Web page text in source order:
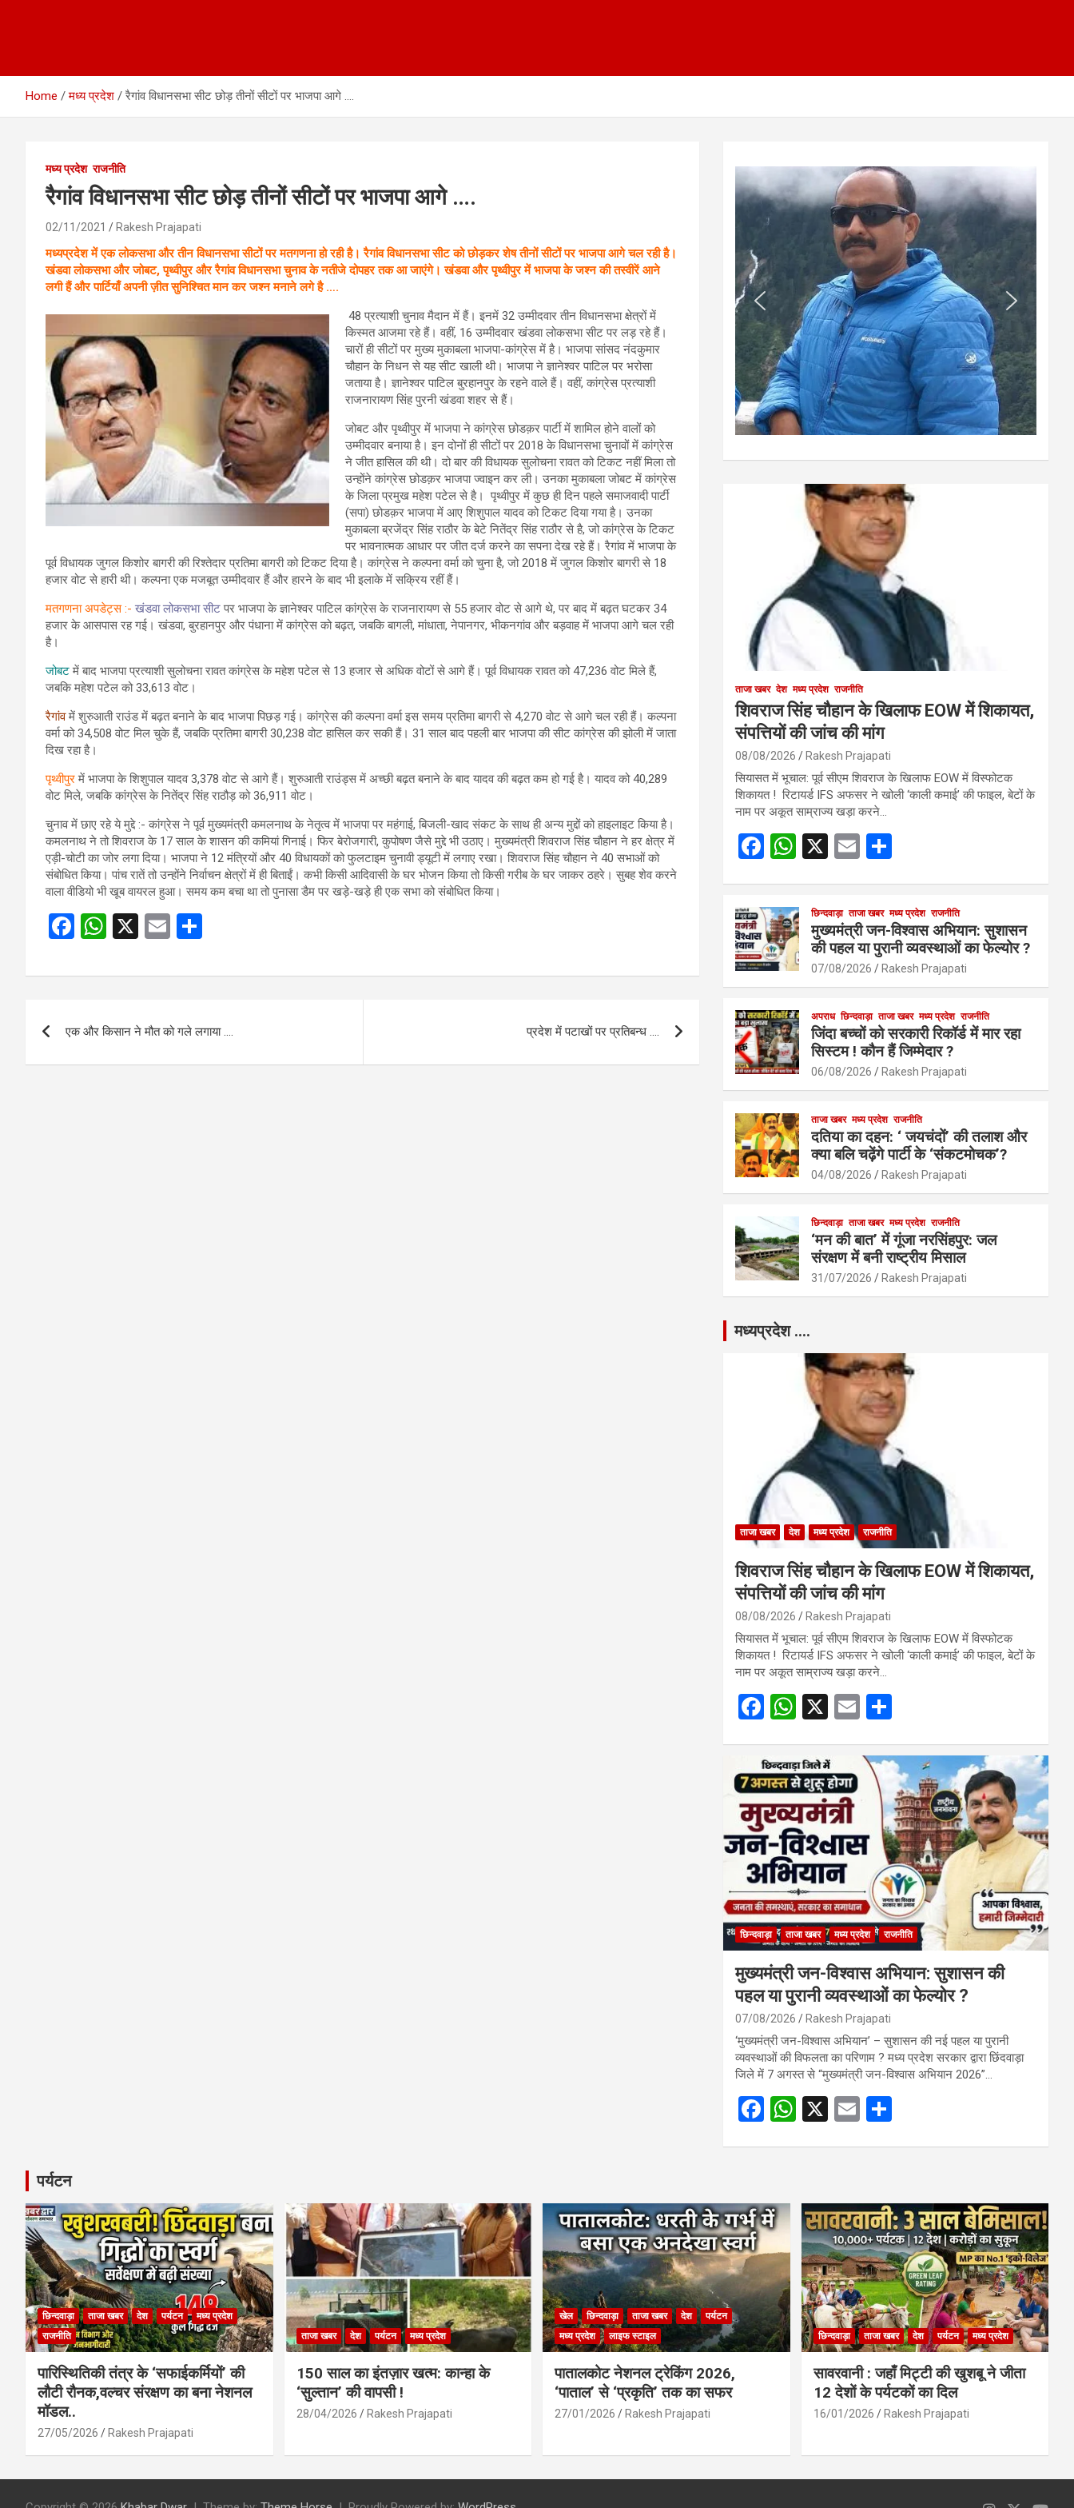
Home मध्य प्रदेश रैगांव विधानसभा सीट छोड़ तीनों सीटों पर भाजपा आगे ….
मध्य प्रदेश राजनीति
रैगांव विधानसभा सीट छोड़ तीनों सीटों पर भाजपा आगे ….
02/11/2021 Rakesh Prajapati
मध्यप्रदेश में एक लोकसभा और तीन विधानसभा सीटों पर मतगणना हो रही है। रैगांव विधानसभा सीट को छोड़कर शेष तीनों सीटों पर भाजपा आगे चल रही है।
खंडवा लोकसभा और जोबट, पृथ्वीपुर और रैगांव विधानसभा चुनाव के नतीजे दोपहर तक आ जाएंगे। खंडवा और पृथ्वीपुर में भाजपा के जश्न की तस्वीरें आने
लगी हैं और पार्टियाँ अपनी ज़ीत सुनिश्चित मान कर जश्न मनाने लगे है ….
48 प्रत्याशी चुनाव मैदान में हैं। इनमें 32 उम्मीदवार तीन विधानसभा क्षेत्रों में
किस्मत आजमा रहे हैं। वहीं, 16 उम्मीदवार खंडवा लोकसभा सीट पर लड़ रहे हैं।
चारों ही सीटों पर मुख्य मुकाबला भाजपा-कांग्रेस में है। भाजपा सांसद नंदकुमार
चौहान के निधन से यह सीट खाली थी। भाजपा ने ज्ञानेश्वर पाटिल पर भरोसा
जताया है। ज्ञानेश्वर पाटिल बुरहानपुर के रहने वाले हैं। वहीं, कांग्रेस प्रत्याशी
राजनारायण सिंह पुरनी खंडवा शहर से हैं।
जोबट और पृथ्वीपुर में भाजपा ने कांग्रेस छोडक़र पार्टी में शामिल होने वालों को
उम्मीदवार बनाया है। इन दोनों ही सीटों पर 2018 के विधानसभा चुनावों में कांग्रेस
ने जीत हासिल की थी। दो बार की विधायक सुलोचना रावत को टिकट नहीं मिला तो
उन्होंने कांग्रेस छोडक़र भाजपा ज्वाइन कर ली। उनका मुकाबला जोबट में कांग्रेस
के जिला प्रमुख महेश पटेल से है। पृथ्वीपुर में कुछ ही दिन पहले समाजवादी पार्टी
(सपा) छोडक़र भाजपा में आए शिशुपाल यादव को टिकट दिया गया है। उनका
मुकाबला ब्रजेंद्र सिंह राठौर के बेटे नितेंद्र सिंह राठौर से है, जो कांग्रेस के टिकट
पर भावनात्मक आधार पर जीत दर्ज करने का सपना देख रहे हैं। रैगांव में भाजपा के
पूर्व विधायक जुगल किशोर बागरी की रिश्तेदार प्रतिमा बागरी को टिकट दिया है। कांग्रेस ने कल्पना वर्मा को चुना है, जो 2018 में जुगल किशोर बागरी से 18
हजार वोट से हारी थी। कल्पना एक मजबूत उम्मीदवार हैं और हारने के बाद भी इलाके में सक्रिय रहीं हैं।
मतगणना अपडेट्स :- खंडवा लोकसभा सीटपर भाजपा के ज्ञानेश्वर पाटिल कांग्रेस के राजनारायण से 55 हजार वोट से आगे थे, पर बाद में बढ़त घटकर 34
हजार के आसपास रह गई। खंडवा, बुरहानपुर और पंधाना में कांग्रेस को बढ़त, जबकि बागली, मांधाता, नेपानगर, भीकनगांव और बड़वाह में भाजपा आगे चल रही
है।
जोबटमें बाद भाजपा प्रत्याशी सुलोचना रावत कांग्रेस के महेश पटेल से 13 हजार से अधिक वोटों से आगे हैं। पूर्व विधायक रावत को 47,236 वोट मिले हैं,
जबकि महेश पटेल को 33,613 वोट।
रैगांवमें शुरुआती राउंड में बढ़त बनाने के बाद भाजपा पिछड़ गई। कांग्रेस की कल्पना वर्मा इस समय प्रतिमा बागरी से 4,270 वोट से आगे चल रही हैं। कल्पना
वर्मा को 34,508 वोट मिल चुके हैं, जबकि प्रतिमा बागरी 30,238 वोट हासिल कर सकी हैं। 31 साल बाद पहली बार भाजपा की सीट कांग्रेस की झोली में जाता
दिख रहा है।
पृथ्वीपुरमें भाजपा के शिशुपाल यादव 3,378 वोट से आगे हैं। शुरुआती राउंड्स में अच्छी बढ़त बनाने के बाद यादव की बढ़त कम हो गई है। यादव को 40,289
वोट मिले, जबकि कांग्रेस के नितेंद्र सिंह राठौड़ को 36,911 वोट।
चुनाव में छाए रहे ये मुद्दे :- कांग्रेस ने पूर्व मुख्यमंत्री कमलनाथ के नेतृत्व में भाजपा पर महंगाई, बिजली-खाद संकट के साथ ही अन्य मुद्दों को हाइलाइट किया है।
कमलनाथ ने तो शिवराज के 17 साल के शासन की कमियां गिनाई। फिर बेरोजगारी, कुपोषण जैसे मुद्दे भी उठाए। मुख्यमंत्री शिवराज सिंह चौहान ने हर क्षेत्र में
एड़ी-चोटी का जोर लगा दिया। भाजपा ने 12 मंत्रियों और 40 विधायकों को फुलटाइम चुनावी ड्यूटी में लगाए रखा। शिवराज सिंह चौहान ने 40 सभाओं को
संबोधित किया। पांच रातें तो उन्होंने निर्वाचन क्षेत्रों में ही बिताईं। कभी किसी आदिवासी के घर भोजन किया तो किसी गरीब के घर जाकर ठहरे। सुबह शेव करने
वाला वीडियो भी खूब वायरल हुआ। समय कम बचा था तो पुनासा डैम पर खड़े-खड़े ही एक सभा को संबोधित किया।
F
ce
o
W
at
A
X
E
ail ar
navigation
एक और किसान ने मौत को गले लगाया …. प्रदेश में पटाखों पर प्रतिबन्ध ….
ताजा खबर देश मध्य प्रदेश राजनीति
शिवराज सिंह चौहान के खिलाफ EOW में शिकायत,
संपत्तियों की जांच की मांग
08/08/2026 Rakesh Prajapati
सियासत में भूचाल: पूर्व सीएम शिवराज के खिलाफ EOW में विस्फोटक
शिकायत ! रिटायर्ड IFS अफसर ने खोली ‘काली कमाई’ की फाइल, बेटों के
नाम पर अकूत साम्राज्य खड़ा करने…
F
b
o
o
W
s
A
p
X
E
e
छिन्दवाड़ा ताजा खबर मध्य प्रदेश राजनीति
मुख्यमंत्री जन-विश्वास अभियान: सुशासन
की पहल या पुरानी व्यवस्थाओं का फेल्योर ?
07/08/2026 Rakesh Prajapati
अपराध छिन्दवाड़ा ताजा खबर मध्य प्रदेश राजनीति
जिंदा बच्चों को सरकारी रिकॉर्ड में मार रहा
सिस्टम ! कौन हैं जिम्मेदार ?
06/08/2026 Rakesh Prajapati
ताजा खबर मध्य प्रदेश राजनीति
दतिया का दहन: ‘ जयचंदों’ की तलाश और
क्या बलि चढ़ेंगे पार्टी के ‘संकटमोचक’?
04/08/2026 Rakesh Prajapati
छिन्दवाड़ा ताजा खबर मध्य प्रदेश राजनीति
‘मन की बात’ में गूंजा नरसिंहपुर: जल
संरक्षण में बनी राष्ट्रीय मिसाल
31/07/2026 Rakesh Prajapati
मध्यप्रदेश ….
ताजा खबर देश मध्य प्रदेश राजनीति
शिवराज सिंह चौहान के खिलाफ EOW में शिकायत,
संपत्तियों की जांच की मांग
08/08/2026 Rakesh Prajapati
सियासत में भूचाल: पूर्व सीएम शिवराज के खिलाफ EOW में विस्फोटक
शिकायत ! रिटायर्ड IFS अफसर ने खोली ‘काली कमाई’ की फाइल, बेटों के
नाम पर अकूत साम्राज्य खड़ा करने…
F
ce
b
o
o
k
W
at
s
A
p
p
X
E
ail ar
e
छिन्दवाड़ा ताजा खबर मध्य प्रदेश राजनीति
मुख्यमंत्री जन-विश्वास अभियान: सुशासन की
पहल या पुरानी व्यवस्थाओं का फेल्योर ?
07/08/2026 Rakesh Prajapati
‘मुख्यमंत्री जन-विश्वास अभियान’ – सुशासन की नई पहल या पुरानी
व्यवस्थाओं की विफलता का परिणाम ? मध्य प्रदेश सरकार द्वारा छिंदवाड़ा
जिले में 7 अगस्त से “मुख्यमंत्री जन-विश्वास अभियान 2026”…
F
o
o
k
W
A
p
p
X
E
पर्यटन
छिन्दवाड़ा ताजा खबर देश पर्यटन
मध्य प्रदेश
राजनीति
पारिस्थितिकी तंत्र के ‘सफाईकर्मियों’ की
लौटी रौनक,वल्चर संरक्षण का बना नेशनल
मॉडल..
27/05/2026 Rakesh Prajapati
ताजा खबर देश पर्यटन मध्य प्रदेश
150 साल का इंतज़ार खत्म: कान्हा के
‘सुल्तान’ की वापसी !
28/04/2026 Rakesh Prajapati
खेल छिन्दवाड़ा ताजा खबर देश
पर्यटन
मध्य प्रदेश
लाइफ स्टाइल
पातालकोट नेशनल ट्रेकिंग 2026,
‘पाताल’ से ‘प्रकृति’ तक का सफर
27/01/2026 Rakesh Prajapati
छिन्दवाड़ा ताजा खबर देश पर्यटन मध्य प्रदेश
सावरवानी : जहाँ मिट्टी की खुशबू ने जीता
12 देशों के पर्यटकों का दिल
16/01/2026 Rakesh Prajapati